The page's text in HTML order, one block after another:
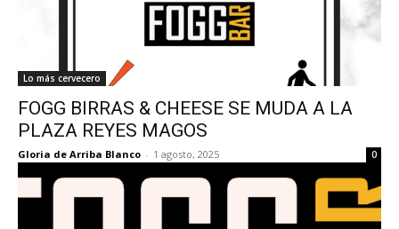
Lo más cervecero
FOGG BIRRAS & CHEESE SE MUDA A LA
PLAZA REYES MAGOS
Gloria de Arriba Blanco - 1 agosto, 2025 0